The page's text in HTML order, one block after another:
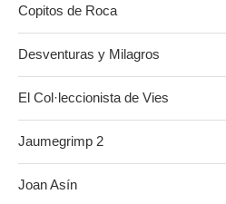
Copitos de Roca
Desventuras y Milagros
El Col·leccionista de Vies
Jaumegrimp 2
Joan Asín